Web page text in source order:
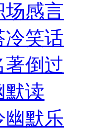
场感言
冷笑话
著倒过
默读
幽默乐